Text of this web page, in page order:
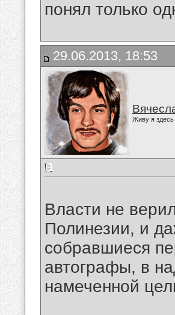
понял только
29.06.2013, 18:53
Живу я здесь
Власти не
Полинезии, и
собравшиеся
автографы, в
намеченной